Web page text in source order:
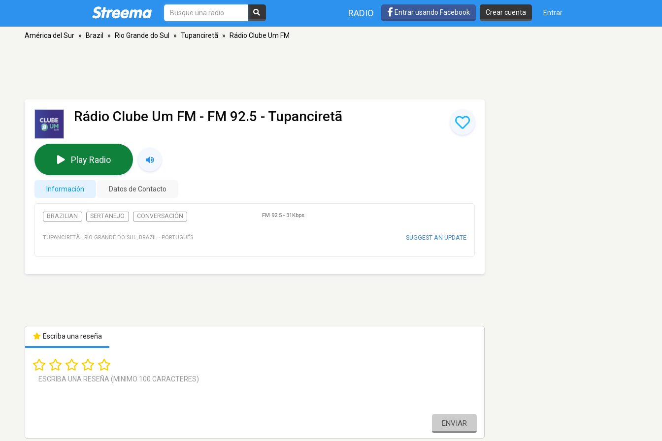
RADIO Entrar usando Facebook Crear cuenta Entrar
América del Sur » Brazil » Rio Grande do Sul » Tupanciretã » Rádio Clube Um FM
Rádio Clube Um FM - FM 92.5 - Tupanciretã
Play Radio
Información Datos de Contacto
BRAZILIAN SERTANEJO CONVERSACIÓN FM 92.5 - 31Kbps
TUPANCIRETÃ · RIO GRANDE DO SUL, BRAZIL · PORTUGUÉS SUGGEST AN UPDATE
Escriba una reseña
ENVIAR